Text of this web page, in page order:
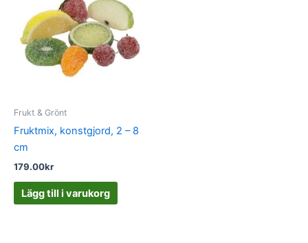
Frukt & Grönt
Fruktmix, konstgjord, 2 – 8
cm
179.00kr
Lägg till i varukorg